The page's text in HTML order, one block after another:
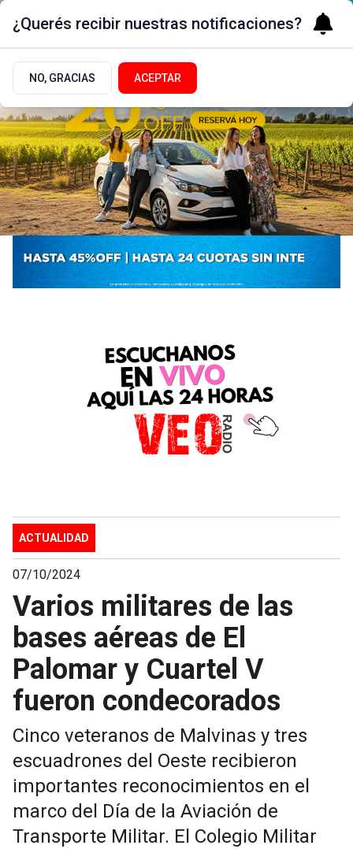
ACTUALIDAD
07/10/2024
Varios militares de las
bases aéreas de El
Palomar y Cuartel V
fueron condecorados
Cinco veteranos de Malvinas y tres
escuadrones del Oeste recibieron
importantes reconocimientos en el
marco del Día de la Aviación de
Transporte Militar. El Colegio Militar
¿Querés recibir nuestras notificaciones?
NO, GRACIAS ACEPTAR